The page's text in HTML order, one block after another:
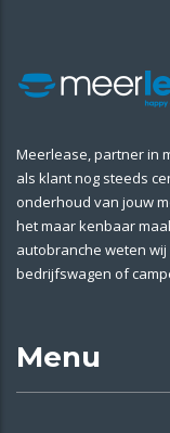
Meerlease, partner in
als klant nog steeds
onderhoud van jouw
het maar kenbaar
autobranche weten
bedrijfswagen of
Menu